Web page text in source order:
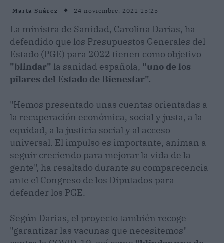
Marta Suárez 24 noviembre, 2021 15:25
La ministra de Sanidad, Carolina Darias, ha
defendido que los Presupuestos Generales del
Estado (PGE) para 2022 tienen como objetivo
"blindar" la sanidad española, "uno de los
pilares del Estado de Bienestar".
"Hemos presentado unas cuentas orientadas a
la recuperación económica, social y justa, a la
equidad, a la justicia social y al acceso
universal. El impulso es importante, animan a
seguir creciendo para mejorar la vida de la
gente", ha resaltado durante su comparecencia
ante el Congreso de los Diputados para
defender los PGE.
Según Darias, el proyecto también recoge
"garantizar las vacunas que necesitemos"